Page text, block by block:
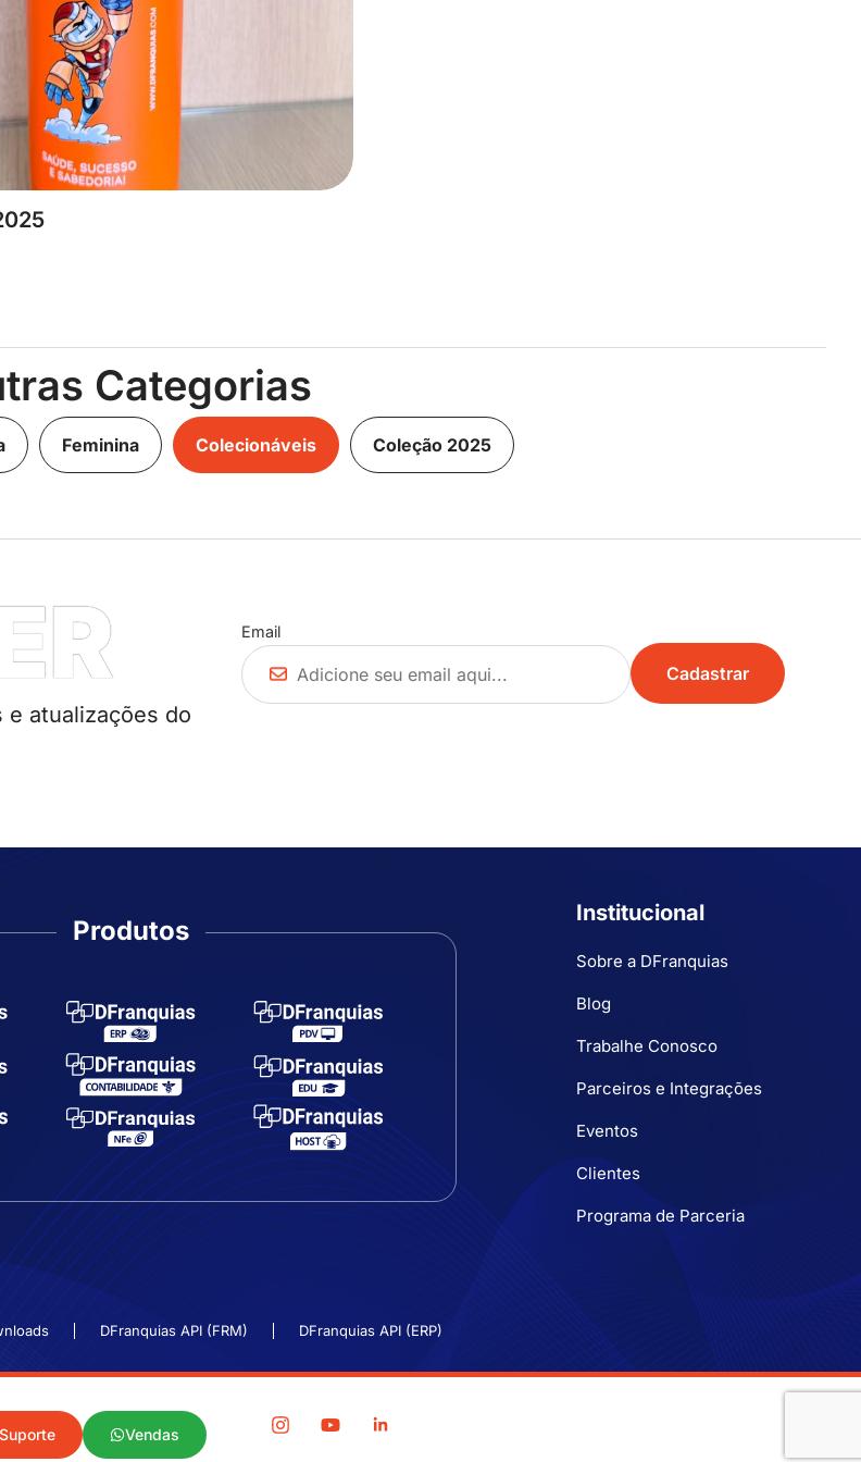
Categorias
Feminina Colecionáveis Coleção 2025
atualizações do
Email
Produtos
Institucional
Sobre a DFranquias
Blog
Trabalhe Conosco
Parceiros e Integrações
Eventos
Clientes
Programa de Parceria
DFranquias API (FRM) DFranquias API (ERP)
Suporte Vendas